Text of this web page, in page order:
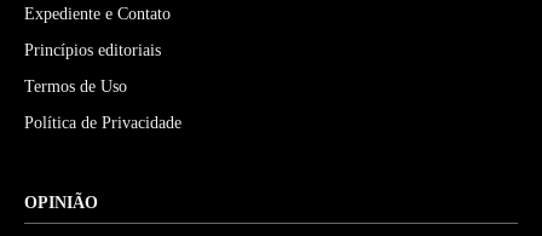
Expediente e Contato
Princípios editoriais
Termos de Uso
Política de Privacidade
OPINIÃO